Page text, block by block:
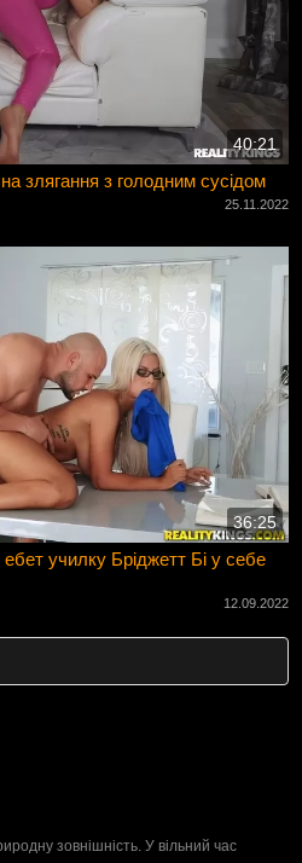
40:21
злягання з голодним сусідом
25.11.2022
36:25
училку Бріджетт Бі у себе
12.09.2022
зовнішність. У вільний час